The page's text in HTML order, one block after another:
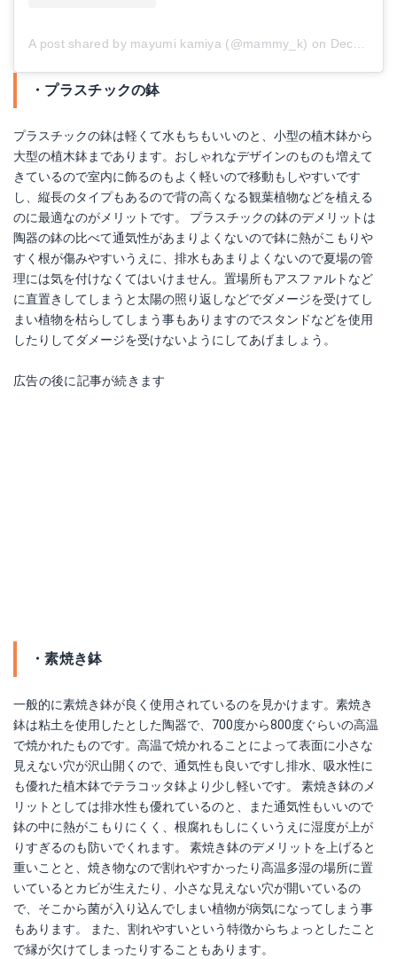
A post shared by mayumi kamiya (@mammy_k) on Dec 13, 2017 at 12:36am PST
・プラスチックの鉢
プラスチックの鉢は軽くて水もちもいいのと、小型の植木鉢から
大型の植木鉢まであります。おしゃれなデザインのものも増えて
きているので室内に飾るのもよく軽いので移動もしやすいです
し、縦長のタイプもあるので背の高くなる観葉植物などを植える
のに最適なのがメリットです。 プラスチックの鉢のデメリットは
陶器の鉢の比べて通気性があまりよくないので鉢に熱がこもりや
すく根が傷みやすいうえに、排水もあまりよくないので夏場の管
理には気を付けなくてはいけません。置場所もアスファルトなど
に直置きしてしまうと太陽の照り返しなどでダメージを受けてし
まい植物を枯らしてしまう事もありますのでスタンドなどを使用
したりしてダメージを受けないようにしてあげましょう。
広告の後に記事が続きます
・素焼き鉢
一般的に素焼き鉢が良く使用されているのを見かけます。素焼き
鉢は粘土を使用したとした陶器で、700度から800度ぐらいの高温
で焼かれたものです。高温で焼かれることによって表面に小さな
見えない穴が沢山開くので、通気性も良いですし排水、吸水性に
も優れた植木鉢でテラコッタ鉢より少し軽いです。 素焼き鉢のメ
リットとしては排水性も優れているのと、また通気性もいいので
鉢の中に熱がこもりにくく、根腐れもしにくいうえに湿度が上が
りすぎるのも防いでくれます。 素焼き鉢のデメリットを上げると
重いことと、焼き物なので割れやすかったり高温多湿の場所に置
いているとカビが生えたり、小さな見えない穴が開いているの
で、そこから菌が入り込んでしまい植物が病気になってしまう事
もあります。 また、割れやすいという特徴からちょっとしたこと
で縁が欠けてしまったりすることもあります。